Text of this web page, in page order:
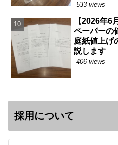
533 views
【2026年6
ペーパーの
庭紙値上げ
説します
406 views
採用について